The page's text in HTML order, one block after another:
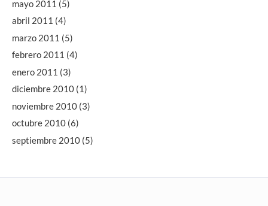
mayo 2011 (5)
abril 2011 (4)
marzo 2011 (5)
febrero 2011 (4)
enero 2011 (3)
diciembre 2010 (1)
noviembre 2010 (3)
octubre 2010 (6)
septiembre 2010 (5)